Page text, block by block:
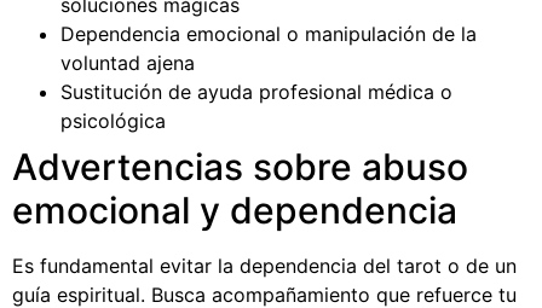
Dependencia emocional o manipulación de la
voluntad ajena
Sustitución de ayuda profesional médica o
psicológica
Advertencias sobre abuso
emocional y dependencia
Es fundamental evitar la dependencia del tarot o de un
guía espiritual. Busca acompañamiento que refuerce tu